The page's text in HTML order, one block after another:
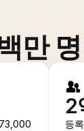
만
2
등